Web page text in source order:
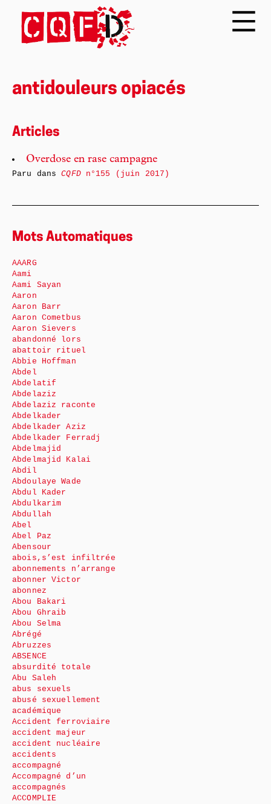
antidouleurs opiacés
Articles
Overdose en rase campagne
Paru dansCQFDn°155 (juin 2017)
Mots Automatiques
AAARG
Aami
Aami Sayan
Aaron
Aaron Barr
Aaron Cometbus
Aaron Sievers
abandonné lors
abattoir rituel
Abbie Hoffman
Abdel
Abdelatif
Abdelaziz
Abdelaziz raconte
Abdelkader
Abdelkader Aziz
Abdelkader Ferradj
Abdelmajid
Abdelmajid Kalai
Abdil
Abdoulaye Wade
Abdul Kader
Abdulkarim
Abdullah
Abel
Abel Paz
Abensour
abois,s’est infiltrée
abonnements n’arrange
abonner Victor
abonnez
Abou Bakari
Abou Ghraib
Abou Selma
Abrégé
Abruzzes
ABSENCE
absurdité totale
Abu Saleh
abus sexuels
abusé sexuellement
académique
Accident ferroviaire
accident majeur
accident nucléaire
accidents
accompagné
Accompagné d’un
accompagnés
ACCOMPLIE